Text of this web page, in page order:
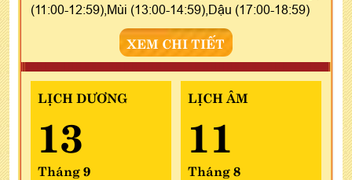
(11:00-12:59),Mùi (13:00-14:59),Dậu (17:00-18:59)
XEM CHI TIẾT
LỊCH DƯƠNG
13
Tháng 9
LỊCH ÂM
11
Tháng 8